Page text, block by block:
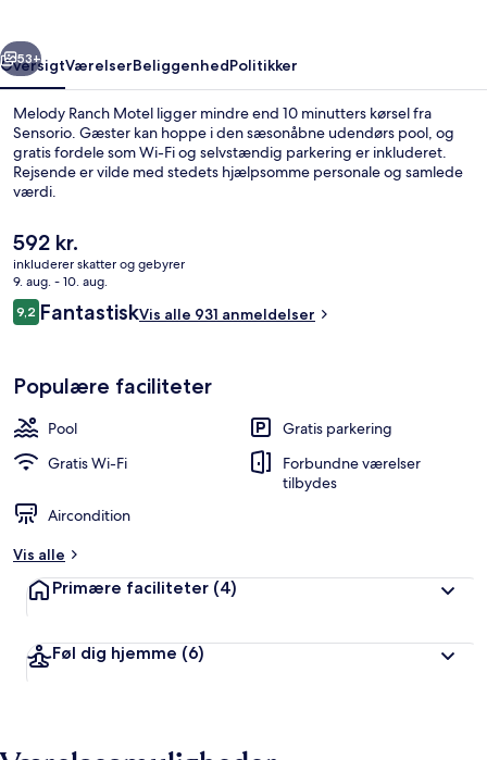
Næste
53+
OversigtVærelserBeliggenhedPolitikker
Melody Ranch Motel ligger mindre end 10 minutters kørsel fra
Sensorio. Gæster kan hoppe i den sæsonåbne udendørs pool, og
gratis fordele som Wi-Fi og selvstændig parkering er inkluderet.
Rejsende er vilde med stedets hjælpsomme personale og samlede
værdi.
Den
nuværende
pris
er
592 kr.
592 kr.
inkluderer skatter og gebyrer
9. aug. - 10. aug.
Anmeldelser
9,29,2 ud af 10.
FantastiskVis alle 931 anmeldelser
Populære faciliteter
Pool
Gratis parkering
Gratis Wi-Fi
Forbundne værelser
tilbydes
Aircondition
Vis alle
Primære faciliteter (4)
Føl dig hjemme (6)